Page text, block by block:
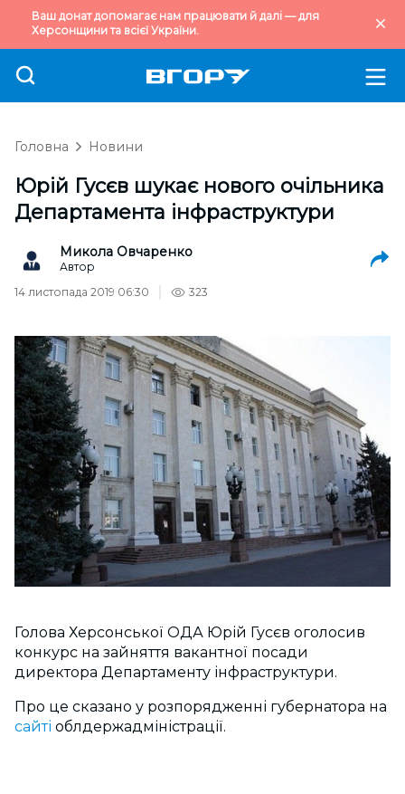
Ваш донат допомагає нам працювати й далі — для
Херсонщини та всієї України.
Головна Новини
Юрій Гусєв шукає нового очільника
Департамента інфраструктури
Микола Овчаренко
Автор
14 листопада 2019 06:30
323
Голова Херсонської ОДА Юрій Гусєв оголосив
конкурс на зайняття вакантної посади
директора Департаменту інфраструктури.
Про це сказано у розпорядженні губернатора на
сайті облдержадміністрації.